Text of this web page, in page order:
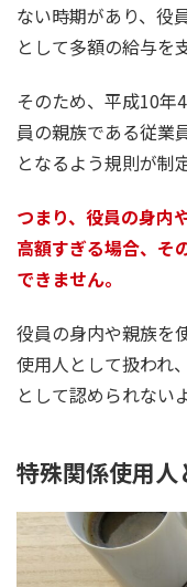
ない時期があり、役
として多額の給与を
そのため、平成10年
員の親族である従業
となるよう規則が制
つまり、役員の身内
高額すぎる場合、そ
できません。
役員の身内や親族を
使用人として扱われ
として認められない
特殊関係使用人